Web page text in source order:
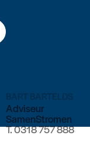
BART BARTELDS
Adviseur
SamenStromen
T.0318 757 888